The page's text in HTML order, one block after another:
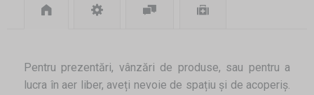
Pentru prezentări, vânzări de produse, sau pentru a
lucra în aer liber, aveți nevoie de spațiu și de acoperiș.